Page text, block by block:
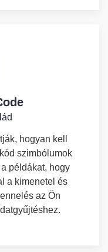
hogyan kell
szimbólumok
példákat, hogy
a kimenetel és
az Ön